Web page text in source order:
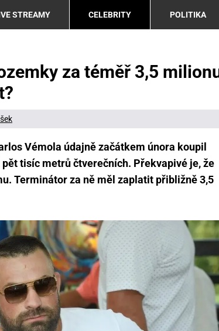
STREAMY CELEBRITY POLITIKA
za téměř 3,5
Vémola údajně začátkem února koupil
tisíc metrů čtverečních. Překvapivé je, že
Terminátor za ně měl zaplatit přibližně 3,5